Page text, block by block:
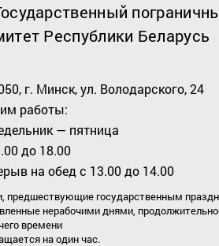
Республики Беларусь
г. Минск, ул. Володарского, 24
работы:
— пятница
до 18.00
на обед с 13.00 до 14.00
предшествующие государственным
нерабочими днями,
времени
на один час.